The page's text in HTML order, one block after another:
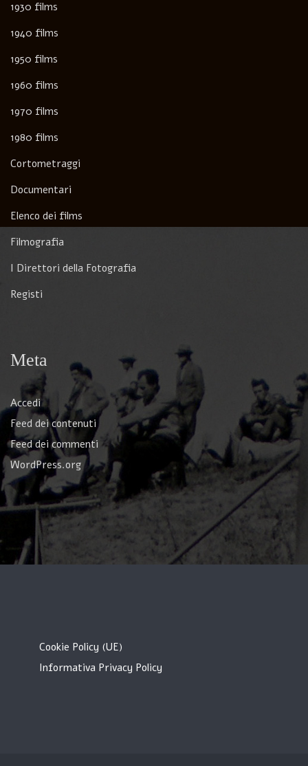
1930 films
1940 films
1950 films
1960 films
1970 films
1980 films
Cortometraggi
Documentari
Elenco dei films
Filmografia
I Direttori della Fotografia
Registi
Meta
Accedi
Feed dei contenuti
Feed dei commenti
WordPress.org
Cookie Policy (UE)
Informativa Privacy Policy